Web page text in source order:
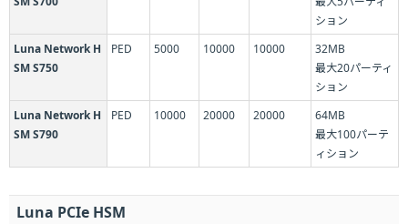
ション
Luna Network H
SM S750
PED 5000 10000 10000
32MB
最大20パーティ
ション
Luna Network H
SM S790
PED 10000 20000 20000
64MB
最大100パーテ
ィション
Luna PCIe HSM